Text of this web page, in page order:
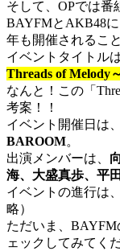
そして、OPでは番
BAYFMとAKB48
年も開催されるこ
イベントタイトル
Threads of Melody～
なんと！この「
考案！！
イベント開催日は、
BAROOM。
出演メンバーは、
海、大盛真歩、平
イベントの進行は、
略）
ただいま、
ェックしてみてく